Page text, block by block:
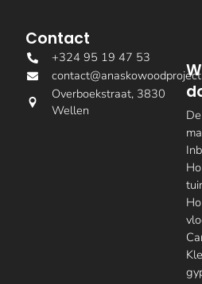
Contact
+324 95 19 47 53
Overboekstraat, 3830
Wellen